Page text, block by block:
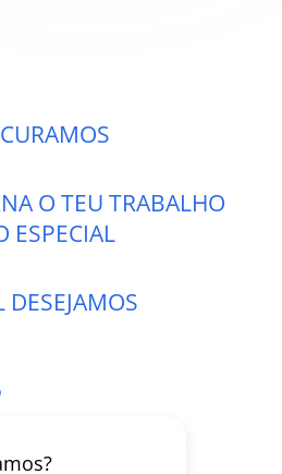
O TEU TRABALHO
ESPECIAL
DESEJAMOS